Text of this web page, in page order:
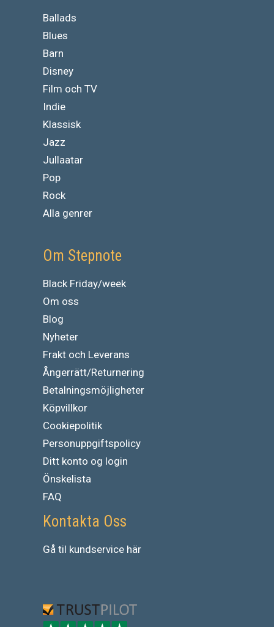
Ballads
Blues
Barn
Disney
Film och TV
Indie
Klassisk
Jazz
Jullaatar
Pop
Rock
Alla genrer
Om Stepnote
Black Friday/week
Om oss
Blog
Nyheter
Frakt och Leverans
Ångerrätt/Returnering
Betalningsmöjligheter
Köpvillkor
Cookiepolitik
Personuppgiftspolicy
Ditt konto og login
Önskelista
FAQ
Kontakta Oss
Gå til kundservice här